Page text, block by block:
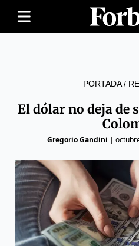
PORTADA/
El dólar no deja de
Gregorio Gandini |